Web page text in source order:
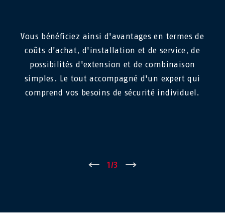
Vous bénéficiez ainsi d'avantages en termes de
coûts d'achat, d'installation et de service, de
possibilités d'extension et de combinaison
simples. Le tout accompagné d'un expert qui
comprend vos besoins de sécurité individuel.
1/3